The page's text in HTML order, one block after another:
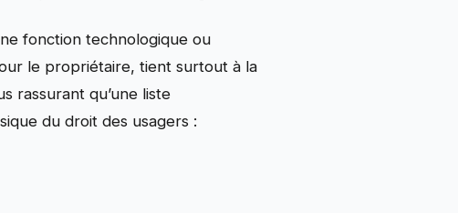
fonction technologique ou
le propriétaire, tient surtout à la
rassurant qu’une liste
du droit des usagers :